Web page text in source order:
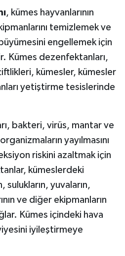
, kümes hayvanlarının
temizlemek ve
engellemek için
Kümes dezenfektanları,
kümesler, kümesler
yetiştirme tesislerinde
bakteri, virüs, mantar ve
yayılmasını
riskini azaltmak için
kümeslerdeki
yuvaların,
ve diğer ekipmanların
Kümes içindeki hava
iyileştirmeye